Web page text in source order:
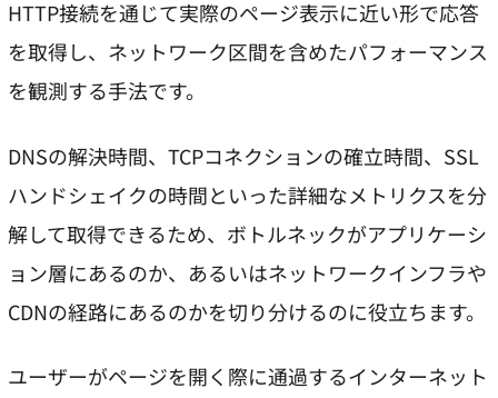
HTTP接続を通じて実際のページ表示に近い形で応答
を取得し、ネットワーク区間を含めたパフォーマンス
を観測する手法です。
DNSの解決時間、TCPコネクションの確立時間、SSL
ハンドシェイクの時間といった詳細なメトリクスを分
解して取得できるため、ボトルネックがアプリケーシ
ョン層にあるのか、あるいはネットワークインフラや
CDNの経路にあるのかを切り分けるのに役立ちます。
ユーザーがページを開く際に通過するインターネット